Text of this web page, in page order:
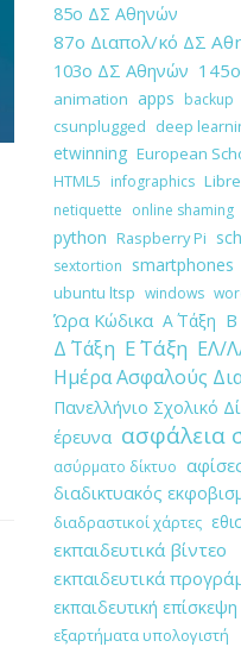
85ο ΔΣ Αθηνών
87ο Διαπολ/κό ΔΣ
103ο ΔΣ Αθηνών
animation apps backup
csunplugged deep
etwinning European
HTML5 infographics
netiquette online shaming
python Raspberry Pi
sextortion smartphones
ubuntu ltsp windows
Ώρα Κώδικα Α΄ Τάξη
Δ΄ Τάξη Ε΄ Τάξη ΕΛ/
Ημέρα Ασφαλούς
Πανελλήνιο Σχολικό
έρευνα ασφάλεια
ασύρματο δίκτυο
διαδικτυακός
διαδραστικοί χάρτες
εκπαιδευτικά βίντεο
εκπαιδευτικά
εκπαιδευτική επίσκεψη
εξαρτήματα υπολογιστή